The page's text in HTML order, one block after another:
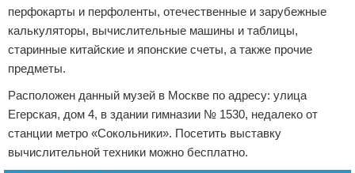
перфокарты и перфоленты, отечественные и зарубежные
калькуляторы, вычислительные машины и таблицы,
старинные китайские и японские счеты, а также прочие
предметы.
Расположен данный музей в Москве по адресу: улица
Егерская, дом 4, в здании гимназии № 1530, недалеко от
станции метро «Сокольники». Посетить выставку
вычислительной техники можно бесплатно.